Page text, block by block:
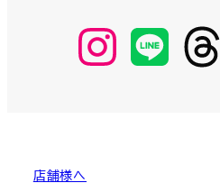
【Instagram】
MyKOBAKO
【LINE】
店舗様へ